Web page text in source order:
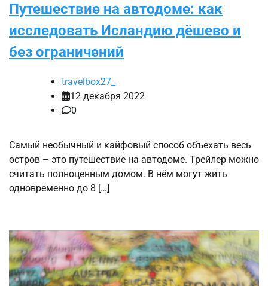
Путешествие на автодоме: как
исследовать Исландию дёшево и
без ограничений
travelbox27_
12 декабря 2022
0
Самый необычный и кайфовый способ объехать весь
остров – это путешествие на автодоме. Трейлер можно
считать полноценным домом. В нём могут жить
одновременно до 8 […]